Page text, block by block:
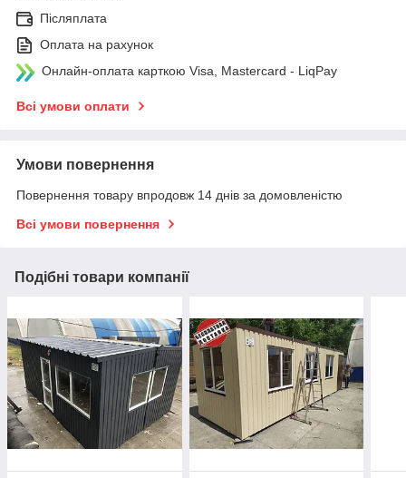
Післяплата
Оплата на рахунок
Онлайн-оплата карткою Visa, Mastercard - LiqPay
Всі умови оплати
Умови повернення
Повернення товару впродовж 14 днів за домовленістю
Всі умови повернення
Подібні товари компанії